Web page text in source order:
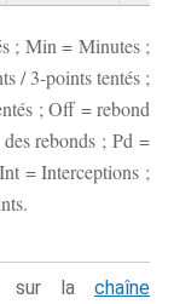
; Min = Minutes ;
/ 3-points tentés ;
; Off = rebond
rebonds ; Pd =
= Interceptions ;
sur la chaîne